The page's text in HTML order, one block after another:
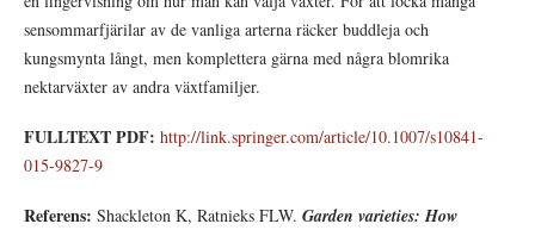
sensommarfjärilar av de vanliga arterna räcker buddleja och
kungsmynta långt, men komplettera gärna med några blomrika
nektarväxter av andra växtfamiljer.
FULLTEXT PDF: http://link.springer.com/article/10.1007/s10841-
015-9827-9
Referens: Shackleton K, Ratnieks FLW. Garden varieties: How